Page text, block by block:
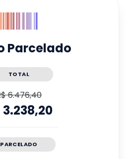
Parcelado
TOTAL
6.476,40
3.238,20
PARCELADO